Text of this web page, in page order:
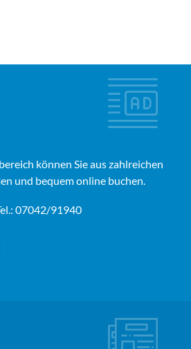
können Sie aus zahlreichen
und bequem online buchen.
07042/91940